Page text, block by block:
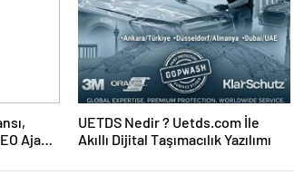
Ajansı
UETDS Nedir ? Uetds.com İle
Akıllı Dijital Taşımacılık Yazılımı